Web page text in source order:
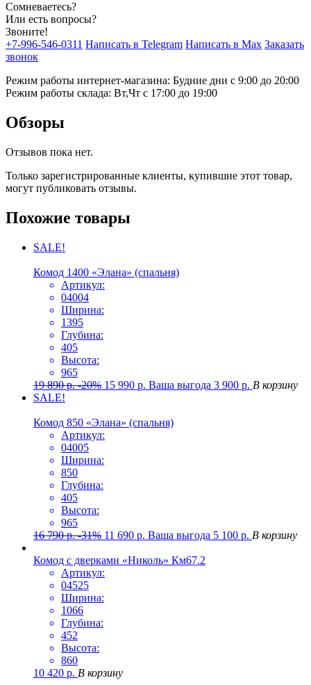
Сомневаетесь?
Или есть вопросы?
Звоните!
+7-996-546-0311 Написать в Telegram Написать в Max Заказать
звонок
Режим работы интернет-магазина: Будние дни с 9:00 до 20:00
Режим работы склада: Вт,Чт с 17:00 до 19:00
Обзоры
Отзывов пока нет.
Только зарегистрированные клиенты, купившие этот товар,
могут публиковать отзывы.
Похожие товары
SALE!
Комод 1400 «Элана» (спальня)
Артикул:
04004
Ширина:
1395
Глубина:
405
Высота:
965
19 890р. -20% 15 990 р. Ваша выгода 3 900 р. В корзину
SALE!
Комод 850 «Элана» (спальня)
Артикул:
04005
Ширина:
850
Глубина:
405
Высота:
965
16 790р. -31% 11 690 р. Ваша выгода 5 100 р. В корзину
Комод с дверками «Николь» Км67.2
Артикул:
04525
Ширина:
1066
Глубина:
452
Высота:
860
10 420 р. В корзину